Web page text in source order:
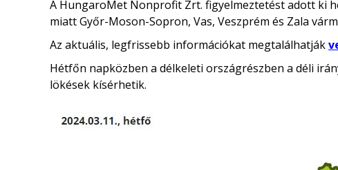
A HungaroMet Nonprofit Zrt. figyelmeztetést adott ki
miatt Győr-Moson-Sopron, Vas, Veszprém és Zala
Az aktuális, legfrissebb információkat megtalálhatják
Hétfőn napközben a délkeleti országrészben a déli
lökések kísérhetik.